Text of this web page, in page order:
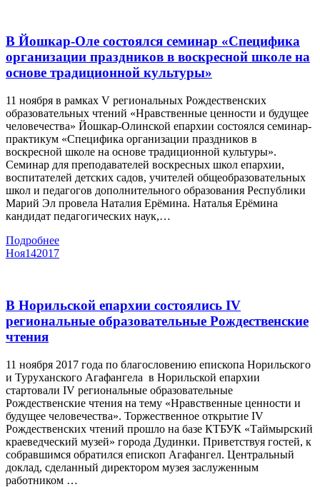
В Йошкар-Оле состоялся семинар «Специфика
организации праздников в воскресной школе на
основе традиционной культуры»
11 ноября в рамках V региональных Рождественских
образовательных чтений «Нравственные ценности и будущее
человечества» Йошкар-Олинской епархии состоялся семинар-
практикум «Специфика организации праздников в
воскресной школе на основе традиционной культуры».
Семинар для преподавателей воскресных школ епархии,
воспитателей детских садов, учителей общеобразовательных
школ и педагогов дополнительного образования Республики
Марий Эл провела Наталия Ерёмина. Наталья Ерёмина
кандидат педагогических наук,…
Подробнее
Ноя142017
В Норильской епархии состоялись IV
региональные образовательные Рождественские
чтения
11 ноября 2017 года по благословению епископа Норильского
и Туруханского Агафангела в Норильской епархии
стартовали IV региональные образовательные
Рождественские чтения на тему «Нравственные ценности и
будущее человечества». Торжественное открытие IV
Рождественских чтений прошло на базе КТБУК «Таймырский
краеведческий музей» города Дудинки. Приветствуя гостей, к
собравшимся обратился епископ Агафангел. Центральный
доклад, сделанный директором музея заслуженным
работником …